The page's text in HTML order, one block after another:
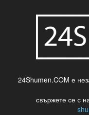
24Shumen.COM е
свържете се с